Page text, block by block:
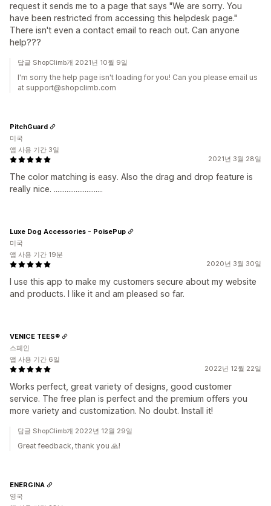
request it sends me to a page that says "We are sorry. You
have been restricted from accessing this helpdesk page."
There isn't even a contact email to reach out. Can anyone
help???
답글 ShopClimb개 2021년 10월 9일
I'm sorry the help page isn't loading for you! Can you please email us
at support@shopclimb.com
2021년 3월 28일
The color matching is easy. Also the drag and drop feature is
really nice. ...........................
PitchGuard
미국
앱 사용 기간 3일
2020년 3월 30일
I use this app to make my customers secure about my website
and products. I like it and am pleased so far.
Luxe Dog Accessories - PoisePup
미국
앱 사용 기간 19분
2022년 12월 22일
Works perfect, great variety of designs, good customer
service. The free plan is perfect and the premium offers you
more variety and customization. No doubt. Install it!
VENICE TEES®
스페인
앱 사용 기간 6일
답글 ShopClimb개 2022년 12월 29일
Great feedback, thank you 🙏!
ENERGINA
영국